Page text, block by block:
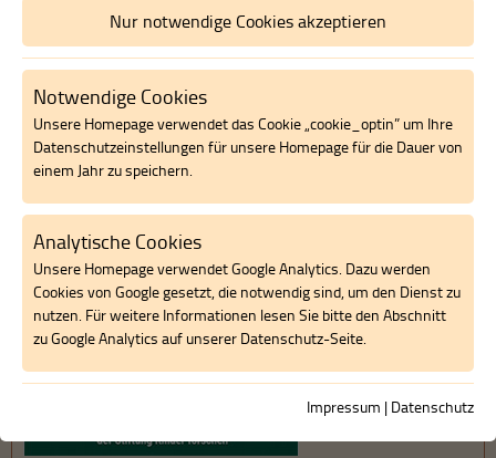
Juli 2026
Kreative Angebote in unserer BURG
Auch in den diesjährigen Osterferien veranstaltete die BUTTING
verschiedenster Altersklassen. Durch Referenten…
Erfahren Sie mehr
Nur notwendige Cookies akzeptieren
Notwendige Cookies
Unsere Homepage verwendet das Cookie „cookie_optin” um Ihre
Datenschutzeinstellungen für unsere Homepage für die Dauer von
einem Jahr zu speichern.
Analytische Cookies
Unsere Homepage verwendet Google Analytics. Dazu werden
Cookies von Google gesetzt, die notwendig sind, um den Dienst zu
nutzen. Für weitere Informationen lesen Sie bitte den Abschnitt
zu Google Analytics auf unserer Datenschutz-Seite.
Impressum | Datenschutz